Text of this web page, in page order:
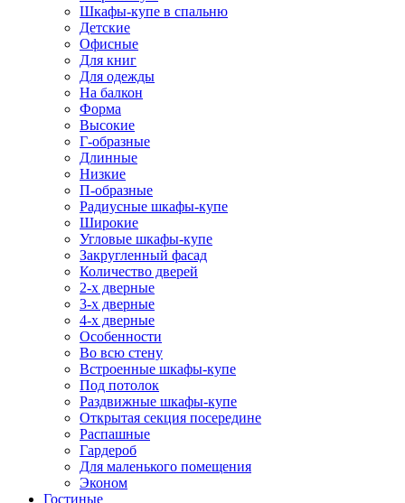
Шкафы-купе в спальню
Детские
Офисные
Для книг
Для одежды
На балкон
Форма
Высокие
Г-образные
Длинные
Низкие
П-образные
Радиусные шкафы-купе
Широкие
Угловые шкафы-купе
Закругленный фасад
Количество дверей
2-х дверные
3-х дверные
4-х дверные
Особенности
Во всю стену
Встроенные шкафы-купе
Под потолок
Раздвижные шкафы-купе
Открытая секция посередине
Распашные
Гардероб
Для маленького помещения
Эконом
Гостиные